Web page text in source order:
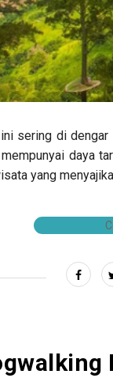
sering di
daya
yang